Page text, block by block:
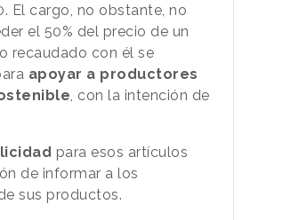
El cargo, no obstante, no
el 50% del precio de un
recaudado con él se
apoyar a productores
, con la intención de
para esos artículos
de informar a los
sus productos.